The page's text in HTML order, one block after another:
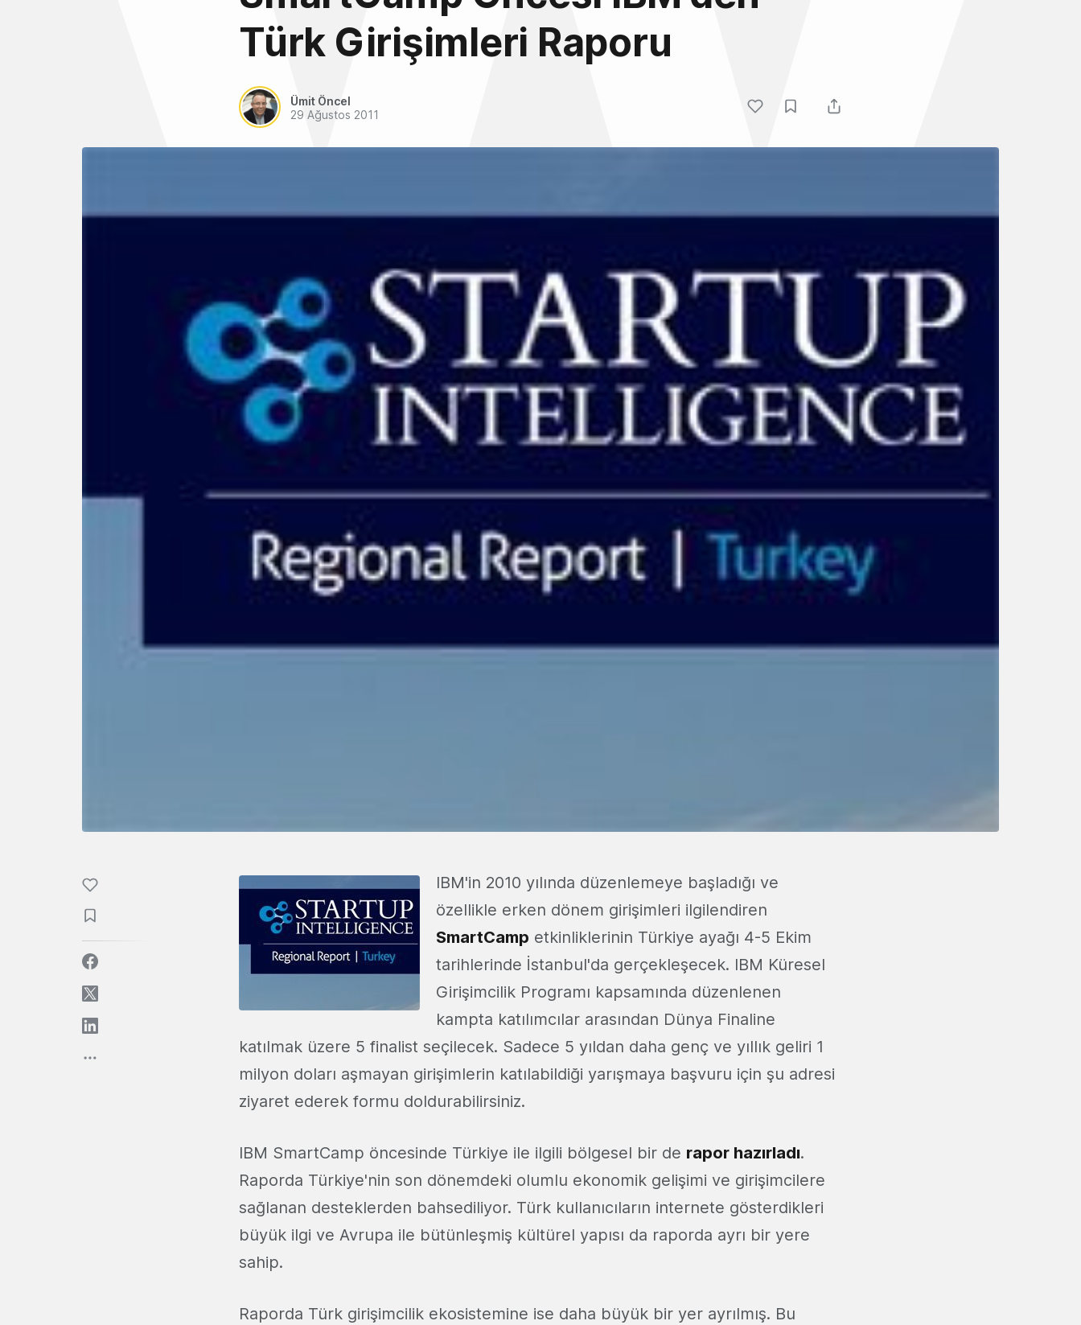
Türk Girişimleri Raporu
Ümit Öncel
29 Ağustos 2011
IBM'in 2010 yılında düzenlemeye başladığı ve
özellikle erken dönem girişimleri ilgilendiren
SmartCamp etkinliklerinin Türkiye ayağı 4-5 Ekim
tarihlerinde İstanbul'da gerçekleşecek. IBM Küresel
Girişimcilik Programı kapsamında düzenlenen
kampta katılımcılar arasından Dünya Finaline
katılmak üzere 5 finalist seçilecek. Sadece 5 yıldan daha genç ve yıllık geliri 1
milyon doları aşmayan girişimlerin katılabildiği yarışmaya başvuru için şu adresi
ziyaret ederek formu doldurabilirsiniz.
IBM SmartCamp öncesinde Türkiye ile ilgili bölgesel bir de rapor hazırladı.
Raporda Türkiye'nin son dönemdeki olumlu ekonomik gelişimi ve girişimcilere
sağlanan desteklerden bahsediliyor. Türk kullanıcıların internete gösterdikleri
büyük ilgi ve Avrupa ile bütünleşmiş kültürel yapısı da raporda ayrı bir yere
sahip.
Raporda Türk girişimcilik ekosistemine ise daha büyük bir yer ayrılmış. Bu